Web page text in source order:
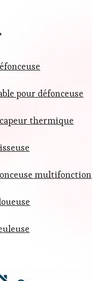
pour défonceuse
thermique
multifonction